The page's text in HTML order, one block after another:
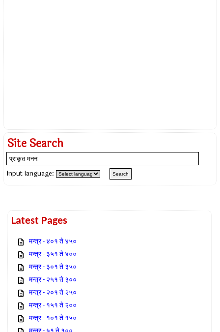
Site Search
Input language:
Latest Pages
मन्त्र - ४०१ ते ४५०
मन्त्र - ३५१ ते ४००
मन्त्र - ३०१ ते ३५०
मन्त्र - २५१ ते ३००
मन्त्र - २०१ ते २५०
मन्त्र - १५१ ते २००
मन्त्र - १०१ ते १५०